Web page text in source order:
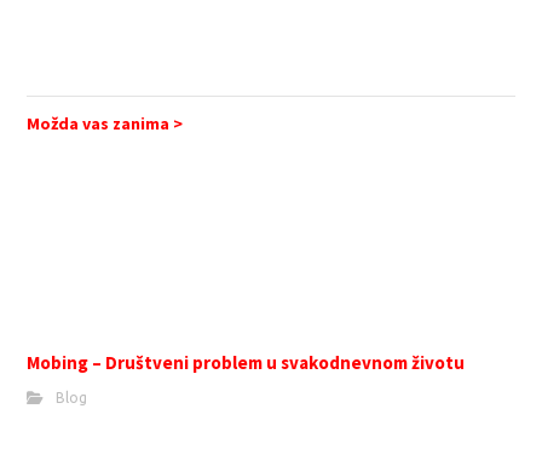
Možda vas zanima >
Mobing – Društveni problem u svakodnevnom životu
Blog